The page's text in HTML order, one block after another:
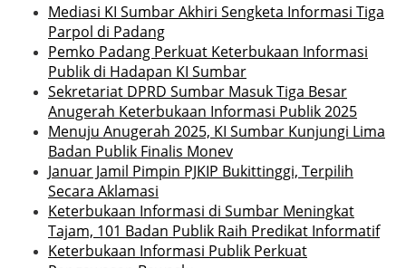
Mediasi KI Sumbar Akhiri Sengketa Informasi Tiga
Parpol di Padang
Pemko Padang Perkuat Keterbukaan Informasi
Publik di Hadapan KI Sumbar
Sekretariat DPRD Sumbar Masuk Tiga Besar
Anugerah Keterbukaan Informasi Publik 2025
Menuju Anugerah 2025, KI Sumbar Kunjungi Lima
Badan Publik Finalis Monev
Januar Jamil Pimpin PJKIP Bukittinggi, Terpilih
Secara Aklamasi
Keterbukaan Informasi di Sumbar Meningkat
Tajam, 101 Badan Publik Raih Predikat Informatif
Keterbukaan Informasi Publik Perkuat